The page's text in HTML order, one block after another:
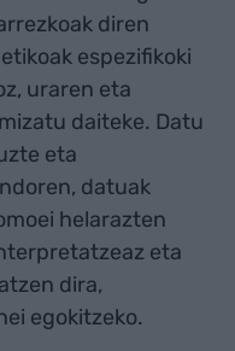
diren
espezifikoki
uraren eta
daiteke. Datu
eta
datuak
helarazten
eta
dira,
egokitzeko.